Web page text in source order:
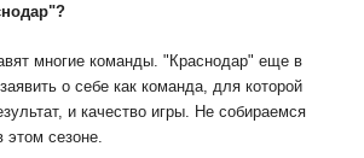
многие команды. "Краснодар" еще в
о себе как команда, для которой
и качество игры. Не собираемся
этом сезоне.